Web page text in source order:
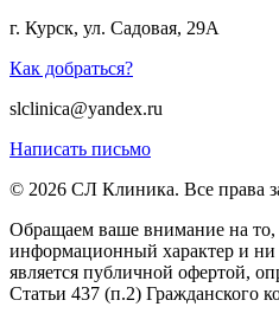
г. Курск, ул. Садовая, 29А
Как добраться?
slclinica@yandex.ru
Написать письмо
© 2026 СЛ Клиника. Все права
Обращаем ваше внимание на то,
информационный характер и ни
является публичной офертой,
Статьи 437 (п.2) Гражданского